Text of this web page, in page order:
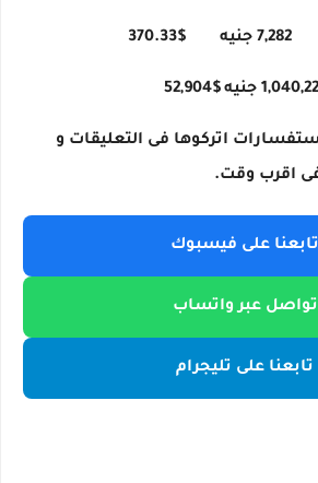
7,282 جنيه $370.33
جنيه $52,904
اتركوها فى التعليقات و
فى اقرب وقت.
تابعنا على فيسبوك
تواصل عبر واتساب
تابعنا على تليجرام